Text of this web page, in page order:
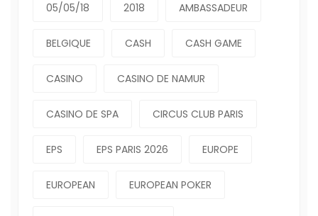
05/05/18 2018 AMBASSADEUR
BELGIQUE CASH CASH GAME
CASINO CASINO DE NAMUR
CASINO DE SPA CIRCUS CLUB PARIS
EPS EPS PARIS 2026 EUROPE
EUROPEAN EUROPEAN POKER